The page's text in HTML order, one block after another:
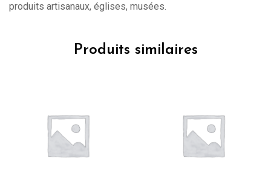
produits artisanaux, églises, musées.
Produits similaires